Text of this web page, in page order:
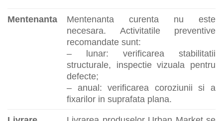
Mentenanta
Mentenanta curenta nu este
necesara. Activitatile preventive
recomandate sunt:
– lunar: verificarea stabilitatii
structurale, inspectie vizuala pentru
defecte;
– anual: verificarea coroziunii si a
fixarilor in suprafata plana.